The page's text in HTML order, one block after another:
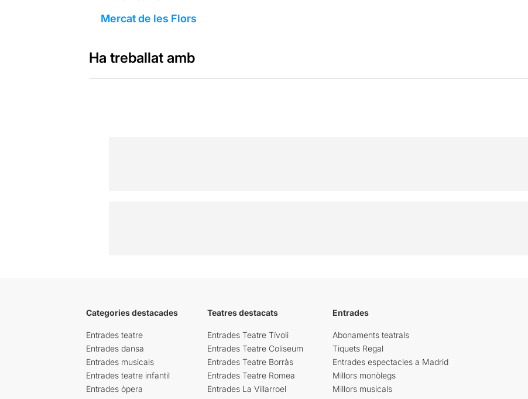
Mercat de les Flors
Ha treballat amb
Categories destacades
Entrades teatre
Entrades dansa
Entrades musicals
Entrades teatre infantil
Entrades òpera
Teatres destacats
Entrades Teatre Tívoli
Entrades Teatre Coliseum
Entrades Teatre Borràs
Entrades Teatre Romea
Entrades La Villarroel
Entrades
Abonaments teatrals
Tiquets Regal
Entrades espectacles a Madrid
Millors monòlegs
Millors musicals